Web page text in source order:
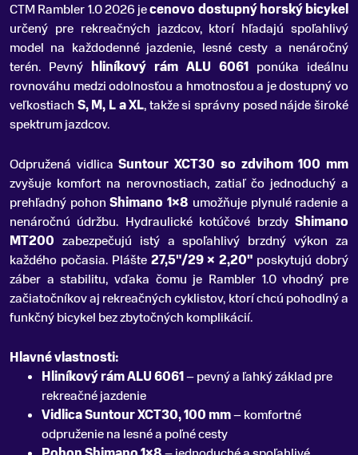
CTM Rambler 1.0 2026 jecenovo dostupný horský bicykel
určený pre rekreačných jazdcov, ktorí hľadajú spoľahlivý
model na každodenné jazdenie, lesné cesty a nenáročný
terén. Pevný hliníkový rám ALU 6061 ponúka ideálnu
rovnováhu medzi odolnosťou a hmotnosťou a je dostupný vo
veľkostiach S, M, L a XL, takže si správny posed nájde široké
spektrum jazdcov.
Odpružená vidlicaSuntour XCT30 so zdvihom 100 mm
zvyšuje komfort na nerovnostiach, zatiaľ čo jednoduchý a
prehľadný pohonShimano 1×8 umožňuje plynulé radenie a
nenáročnú údržbu. Hydraulické kotúčové brzdy Shimano
MT200 zabezpečujú istý a spoľahlivý brzdný výkon za
každého počasia. Plášte 27,5"/29 × 2,20" poskytujú dobrý
záber a stabilitu, vďaka čomu je Rambler 1.0 vhodný pre
začiatočníkov aj rekreačných cyklistov, ktorí chcú pohodlný a
funkčný bicykel bez zbytočných komplikácií.
Hlavné vlastnosti:
Hliníkový rám ALU 6061– pevný a ľahký základ pre
rekreačné jazdenie
Vidlica Suntour XCT30, 100 mm– komfortné
odpruženie na lesné a poľné cesty